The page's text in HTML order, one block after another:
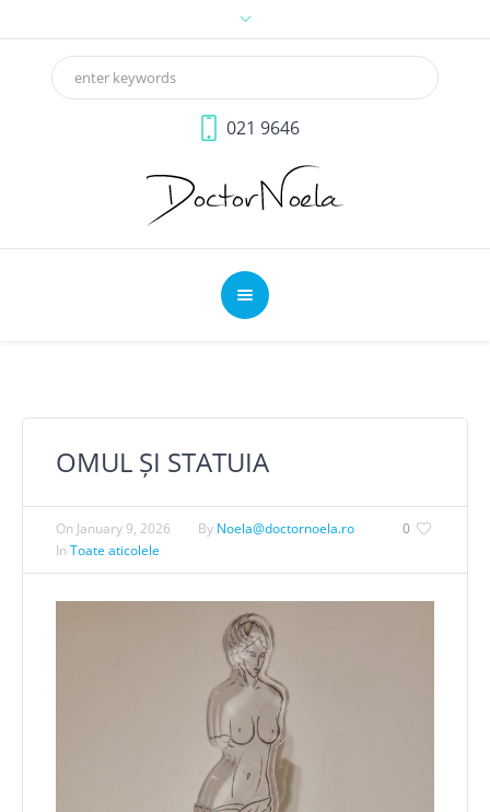
021 9646
OMUL ȘI STATUIA
0
On January 9, 2026 By Noela@doctornoela.ro
InToate aticolele